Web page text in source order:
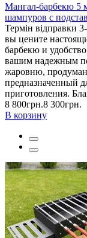
Мангал-барбекю 5
шампуров с
Термін відправки
вы цените
барбекю и
вашим надежным
жаровню,
предназначенный
приготовления.
8 800грн.8 300грн.
В корзину